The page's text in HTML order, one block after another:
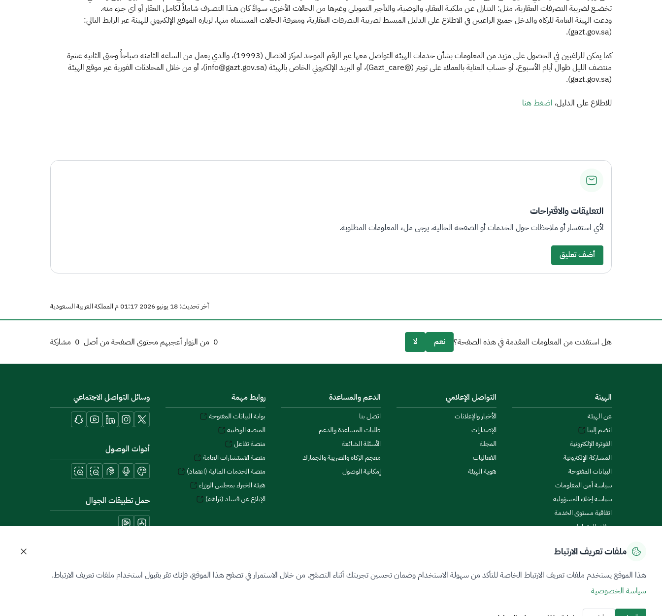
تخضــع لضريبة التصرفات العقارية، مثـل: التنـازل عـن ملكيـة العقـار، والوصية، والتأجير التمويلي وغيرها من الحالات الأخرى، سـواءً كان هـذا التصـرف شاملاً لكامـل العقار أو أي جـزء منه.
ودعت الهيئة العامة للزكاة والدخل جميع الراغبين في الاطلاع على الدليل المبسط لضريبة التصرفات العقارية، ومعرفة الحالات المستثناة منها، لزيارة الموقع الإلكتروني للهيئة عبر الرابط التالي:
(gazt.gov.sa).
كما يمكن للراغبين في الحصول على مزيد من المعلومات بشأن خدمات الهيئة التواصل معها عبر الرقم الموحد لمركز الاتصال (19993)، والذي يعمل من الساعة الثامنة صباحاً وحتى الثانية عشرة
منتصف الليل طوال أيام الأسبوع، أو حساب العناية بالعملاء على تويتر (@Gazt_care)، أو البريد الإلكتروني الخاص بالهيئة (info@gazt.gov.sa)، أو من خلال المحادثات الفورية عبر موقع الهيئة
(gazt.gov.sa).
للاطلاع على الدليل، اضغط هنا​
التعليقات والاقتراحات
لأي استفسار أو ملاحظات حول الخدمات أو الصفحة الحالية، يرجى ملء المعلومات المطلوبة.
أضف تعليق
آخر تحديث: 18 يونيو 2026 01:17 م المملكة العربية السعودية
0 من الزوار أعجبهم محتوى الصفحة من أصل 0 مشاركة هل استفدت من المعلومات المقدمة في هذه الصفحة؟ نعم لا
الهيئة
عن الهيئة
انضم إلينا
الفوترة الإلكترونية
المشاركة الإلكترونية
البيانات المفتوحة
سياسة أمن المعلومات
سياسة إخلاء المسؤولية
اتفاقية مستوى الخدمة
ميثاق المتعاملين
التواصل الإعلامي
الأخبار والإعلانات
الإصدارات
المجلة
الفعاليات
هوية الهيئة
الدعم والمساعدة
اتصل بنا
طلبات المساعدة والدعم
الأسئلة الشائعة
معجم الزكاة والضريبة والجمارك
إمكانية الوصول
روابط مهمة
بوابة البيانات المفتوحة
المنصة الوطنية
منصة تفاعل
منصة الاستشارات العامة
منصة الخدمات المالية (اعتماد)
هيئة الخبراء بمجلس الوزراء
الإبلاغ عن فساد (نزاهة)
وسائل التواصل الاجتماعي
أدوات الوصول
حمل تطبيقات الجوال
جميع الحقوق محفوظة 2026 © ZATCA.GOV.SA
ملفات تعريف الارتباط
هذا الموقع يستخدم ملفات تعريف الارتباط الخاصة للتأكد من سهولة الاستخدام وضمان تحسين تجربتك أثناء التصفح. من خلال الاستمرار في تصفح هذا الموقع، فإنك تقر بقبول استخدام ملفات تعريف الارتباط.
سياسة الخصوصية